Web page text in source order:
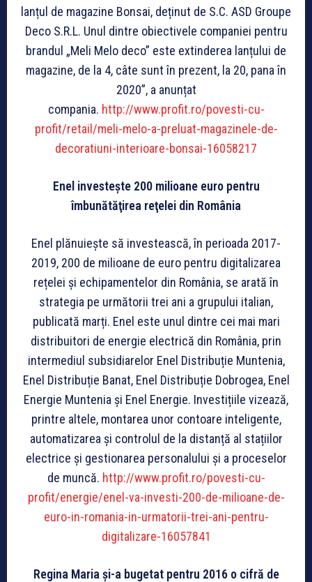
lanțul de magazine Bonsai, deținut de S.C. ASD Groupe
Deco S.R.L. Unul dintre obiectivele companiei pentru
brandul „Meli Melo deco” este extinderea lanțului de
magazine, de la 4, câte sunt în prezent, la 20, pana în
2020”, a anunțat
compania. http://www.profit.ro/povesti-cu-
profit/retail/meli-melo-a-preluat-magazinele-de-
decoratiuni-interioare-bonsai-16058217
Enel investeşte 200 milioane euro pentru
îmbunătăţirea reţelei din România
Enel plănuiește să investească, în perioada 2017-
2019, 200 de milioane de euro pentru digitalizarea
rețelei și echipamentelor din România, se arată în
strategia pe următorii trei ani a grupului italian,
publicată marți. Enel este unul dintre cei mai mari
distribuitori de energie electrică din România, prin
intermediul subsidiarelor Enel Distribuție Muntenia,
Enel Distribuție Banat, Enel Distribuție Dobrogea, Enel
Energie Muntenia și Enel Energie. Investițiile vizează,
printre altele, montarea unor contoare inteligente,
automatizarea și controlul de la distanță al stațiilor
electrice și gestionarea personalului și a proceselor
de muncă. http://www.profit.ro/povesti-cu-
profit/energie/enel-va-investi-200-de-milioane-de-
euro-in-romania-in-urmatorii-trei-ani-pentru-
digitalizare-16057841
Regina Maria şi-a bugetat pentru 2016 o cifră de